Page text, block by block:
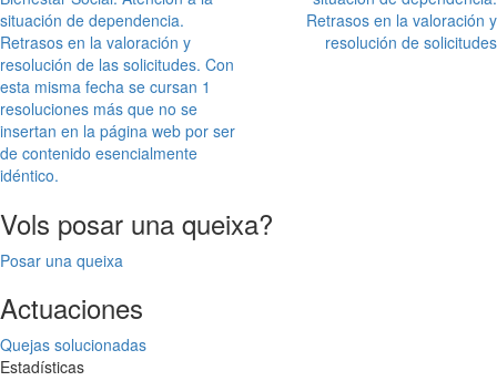
situación de dependencia.
Retrasos en la valoración y
resolución de las solicitudes. Con
esta misma fecha se cursan 1
resoluciones más que no se
insertan en la página web por ser
de contenido esencialmente
idéntico.
Retrasos en la valoración y
resolución de solicitudes
Vols posar una queixa?
Posar una queixa
Actuaciones
Quejas solucionadas
Estadísticas